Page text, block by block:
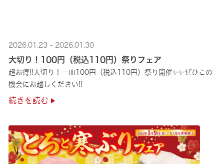
2026.01.23 - 2026.01.30
大切り！100円（税込110円）祭りフェア
超お得!!大切り！一皿100円（税込110円）祭り開催✨✨ぜひこの
機会にお越しください!!
続きを読む